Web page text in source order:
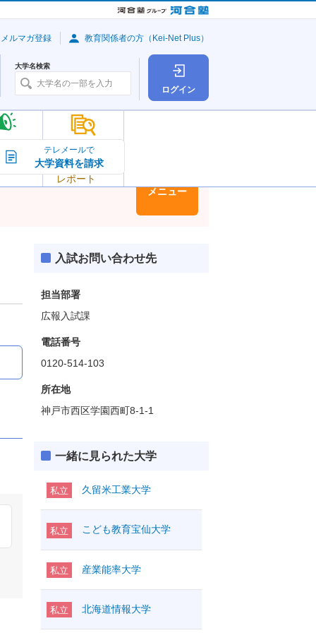
ログイン
学
大学の今
トピック＆
レポート
大学名検索
ルマガ登録 教育関係者の方（Kei-Net Plus）
テレメールで
大学資料を請求
メニュー
入試お問い合わせ先
担当部署
広報入試課
電話番号
0120-514-103
所在地
神戸市西区学園西町8-1-1
一緒に見られた大学
私立 久留米工業大学
私立 こども教育宝仙大学
私立 産業能率大学
私立 北海道情報大学